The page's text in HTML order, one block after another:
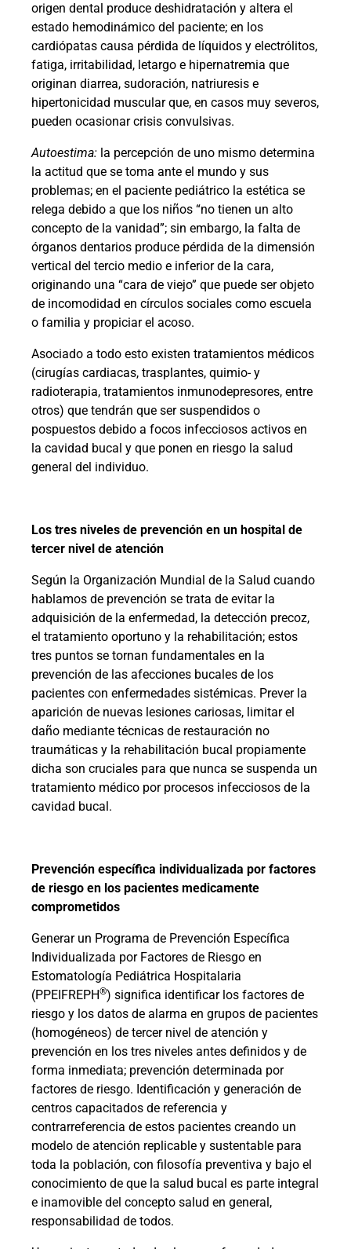
origen dental produce deshidratación y altera el
estado hemodinámico del paciente; en los
cardiópatas causa pérdida de líquidos y electrólitos,
fatiga, irritabilidad, letargo e hipernatremia que
originan diarrea, sudoración, natriuresis e
hipertonicidad muscular que, en casos muy severos,
pueden ocasionar crisis convulsivas.
Autoestima: la percepción de uno mismo determina
la actitud que se toma ante el mundo y sus
problemas; en el paciente pediátrico la estética se
relega debido a que los niños “no tienen un alto
concepto de la vanidad”; sin embargo, la falta de
órganos dentarios produce pérdida de la dimensión
vertical del tercio medio e inferior de la cara,
originando una “cara de viejo” que puede ser objeto
de incomodidad en círculos sociales como escuela
o familia y propiciar el acoso.
Asociado a todo esto existen tratamientos médicos
(cirugías cardiacas, trasplantes, quimio- y
radioterapia, tratamientos inmunodepresores, entre
otros) que tendrán que ser suspendidos o
pospuestos debido a focos infecciosos activos en
la cavidad bucal y que ponen en riesgo la salud
general del individuo.
Los tres niveles de prevención en un hospital de
tercer nivel de atención
Según la Organización Mundial de la Salud cuando
hablamos de prevención se trata de evitar la
adquisición de la enfermedad, la detección precoz,
el tratamiento oportuno y la rehabilitación; estos
tres puntos se tornan fundamentales en la
prevención de las afecciones bucales de los
pacientes con enfermedades sistémicas. Prever la
aparición de nuevas lesiones cariosas, limitar el
daño mediante técnicas de restauración no
traumáticas y la rehabilitación bucal propiamente
dicha son cruciales para que nunca se suspenda un
tratamiento médico por procesos infecciosos de la
cavidad bucal.
Prevención específica individualizada por factores
de riesgo en los pacientes medicamente
comprometidos
Generar un Programa de Prevención Específica
Individualizada por Factores de Riesgo en
Estomatología Pediátrica Hospitalaria
(PPEIFREPH®) significa identificar los factores de
riesgo y los datos de alarma en grupos de pacientes
(homogéneos) de tercer nivel de atención y
prevención en los tres niveles antes definidos y de
forma inmediata; prevención determinada por
factores de riesgo. Identificación y generación de
centros capacitados de referencia y
contrarreferencia de estos pacientes creando un
modelo de atención replicable y sustentable para
toda la población, con filosofía preventiva y bajo el
conocimiento de que la salud bucal es parte integral
e inamovible del concepto salud en general,
responsabilidad de todos.